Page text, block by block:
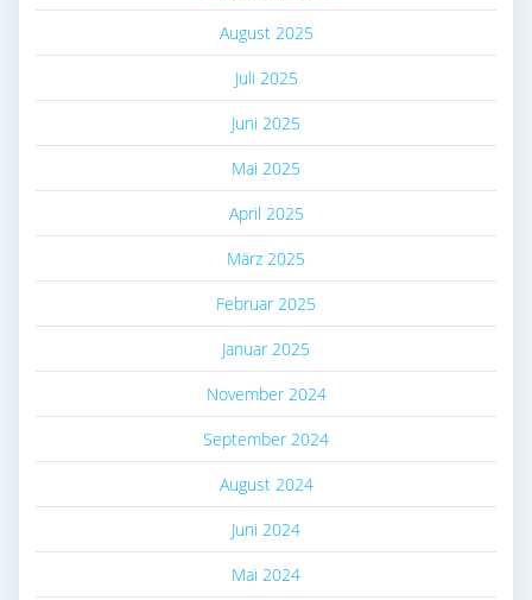
August 2025
Juli 2025
Juni 2025
Mai 2025
April 2025
März 2025
Februar 2025
Januar 2025
November 2024
September 2024
August 2024
Juni 2024
Mai 2024